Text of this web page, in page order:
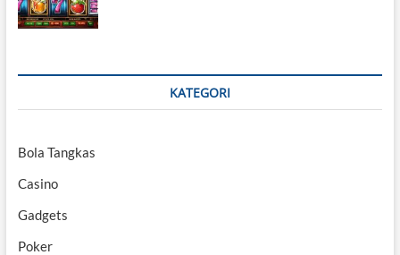
KATEGORI
Bola Tangkas
Casino
Gadgets
Poker